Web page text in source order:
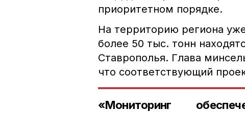
приоритетном порядке.
На территорию региона
более 50 тыс. тонн
Ставрополья. Глава
что соответствующий
«Мониторинг